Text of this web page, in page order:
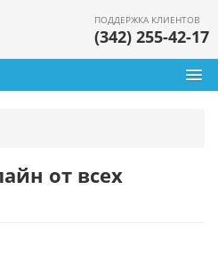
ПОДДЕРЖКА КЛИЕНТОВ
(342) 255-42-17
от всех